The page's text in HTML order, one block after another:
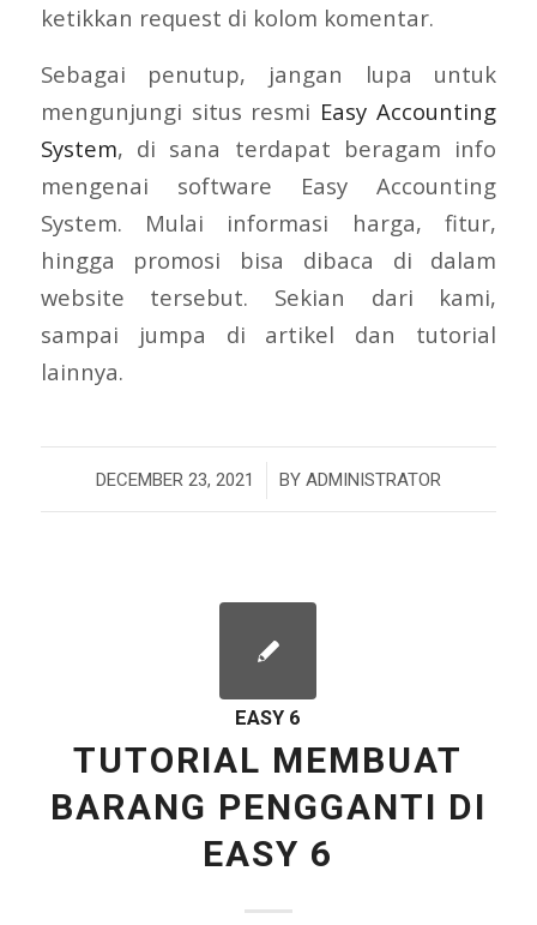
ketikkan request di kolom komentar.
Sebagai penutup, jangan lupa untuk
mengunjungi situs resmi Easy Accounting
System, di sana terdapat beragam info
mengenai software Easy Accounting
System. Mulai informasi harga, fitur,
hingga promosi bisa dibaca di dalam
website tersebut. Sekian dari kami,
sampai jumpa di artikel dan tutorial
lainnya.
DECEMBER 23, 2021
/ BY ADMINISTRATOR
EASY 6
TUTORIAL MEMBUAT
BARANG PENGGANTI DI
EASY 6